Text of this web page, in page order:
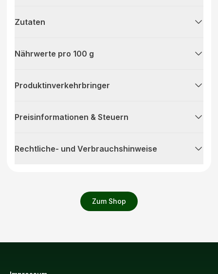
Zum Shop
Zutaten
Nährwerte pro 100 g
Produktinverkehrbringer
Preisinformationen & Steuern
Rechtliche- und Verbrauchshinweise